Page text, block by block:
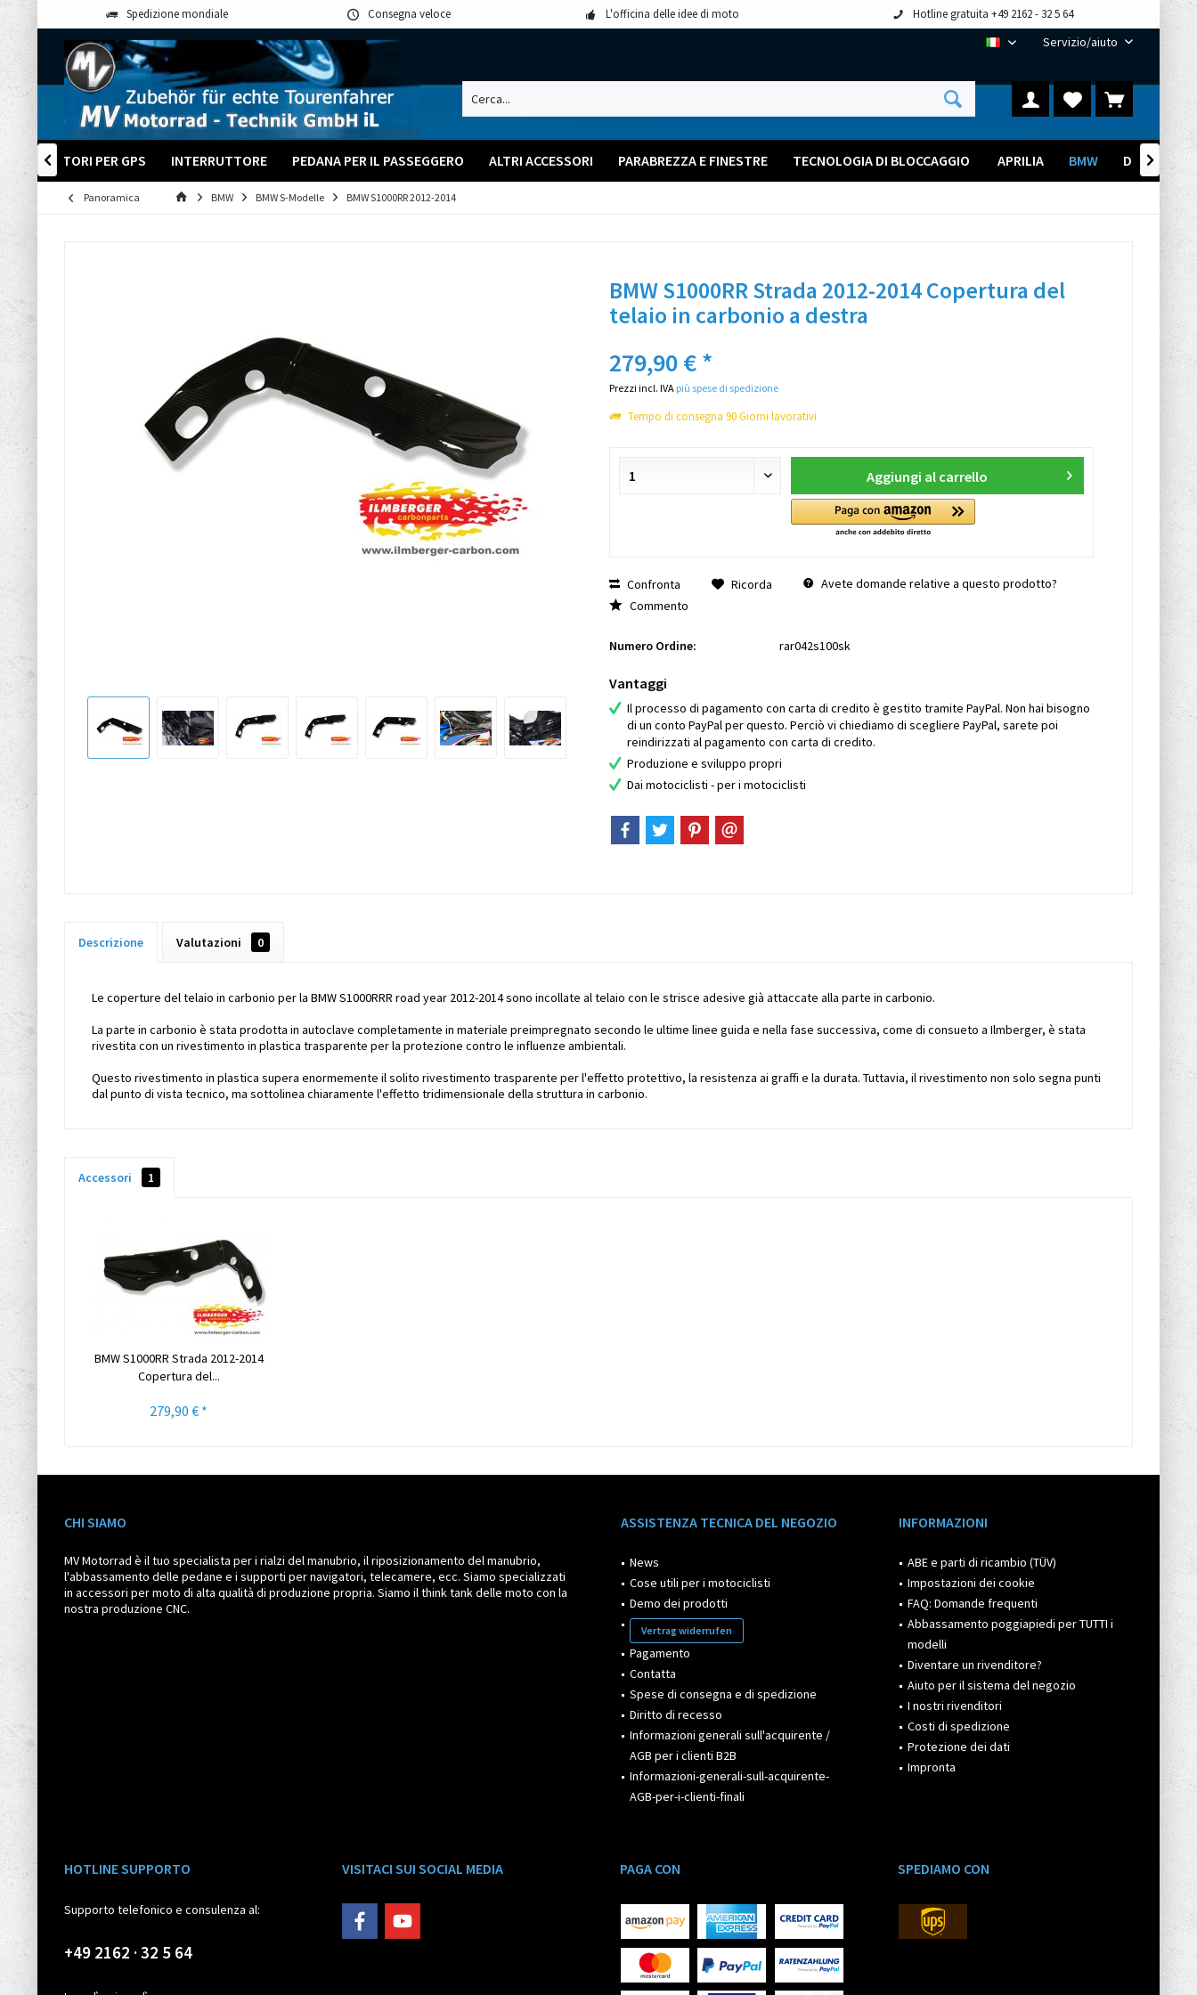
Spedizione mondiale Consegna veloce L'officina delle idee di moto Hotline gratuita +49 2162 - 32 5 64
Servizio/aiuto
ADATTATORI PER GPS INTERRUTTORE PEDANA PER IL PASSEGGERO ALTRI ACCESSORI PARABREZZA E FINESTRE TECNOLOGIA DI BLOCCAGGIO ​ APRILIA BMW DUCATI
 
Panoramica BMW BMW S-Modelle BMW S1000RR 2012-2014
BMW S1000RR Strada 2012-2014 Copertura del
telaio in carbonio a destra
279,90 € *
Prezzi incl. IVA più spese di spedizione
Tempo di consegna 90 Giorni lavorativi
Aggiungi al carrello
Confronta Ricorda
Avete domande relative a questo prodotto?
Commento
Numero Ordine: rar042s100sk
Vantaggi
Il processo di pagamento con carta di credito è gestito tramite PayPal. Non hai bisogno
di un conto PayPal per questo. Perciò vi chiediamo di scegliere PayPal, sarete poi
reindirizzati al pagamento con carta di credito.
Produzione e sviluppo propri
Dai motociclisti - per i motociclisti
Descrizione Valutazioni 0
Le coperture del telaio in carbonio per la BMW S1000RRR road year 2012-2014 sono incollate al telaio con le strisce adesive già attaccate alla parte in carbonio.
La parte in carbonio è stata prodotta in autoclave completamente in materiale preimpregnato secondo le ultime linee guida e nella fase successiva, come di consueto a Ilmberger, è stata
rivestita con un rivestimento in plastica trasparente per la protezione contro le influenze ambientali.
Questo rivestimento in plastica supera enormemente il solito rivestimento trasparente per l'effetto protettivo, la resistenza ai graffi e la durata. Tuttavia, il rivestimento non solo segna punti
dal punto di vista tecnico, ma sottolinea chiaramente l'effetto tridimensionale della struttura in carbonio.
Accessori 1
BMW S1000RR Strada 2012-2014
Copertura del...
279,90 € *
CHI SIAMO
MV Motorrad è il tuo specialista per i rialzi del manubrio, il riposizionamento del manubrio,
l'abbassamento delle pedane e i supporti per navigatori, telecamere, ecc. Siamo specializzati
in accessori per moto di alta qualità di produzione propria. Siamo il think tank delle moto con la
nostra produzione CNC.
ASSISTENZA TECNICA DEL NEGOZIO
News
Cose utili per i motociclisti
Demo dei prodotti
Vertrag widerrufen
Pagamento
Contatta
Spese di consegna e di spedizione
Diritto di recesso
Informazioni generali sull'acquirente /
AGB per i clienti B2B
Informazioni-generali-sull-acquirente-
AGB-per-i-clienti-finali
INFORMAZIONI
ABE e parti di ricambio (TÜV)
Impostazioni dei cookie
FAQ: Domande frequenti
Abbassamento poggiapiedi per TUTTI i
modelli
Diventare un rivenditore?
Aiuto per il sistema del negozio
I nostri rivenditori
Costi di spedizione
Protezione dei dati
Impronta
HOTLINE SUPPORTO
Supporto telefonico e consulenza al:
+49 2162 · 32 5 64
VISITACI SUI SOCIAL MEDIA PAGA CON SPEDIAMO CON